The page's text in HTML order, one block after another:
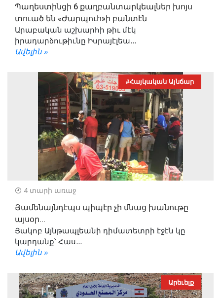
Պաղեստինցի 6 քաղբանտարկեալներ խոյս
տուած են «Ժարպուհ»ի բանտէն
Արաբական աշխարհի թիւ մէկ
իրադարձութիւնը Իսրայէլեա...
Ավելին »
#Հայկական Այնճար
4 տարի առաջ
Յամենայնդէպս պիպէր չի մնաց խանութը
այսօր...
Յակոբ Այնթապլեանի դիմատետրի էջէն կը
կարդանք՝ Հաս...
Ավելին »
Արեւելք